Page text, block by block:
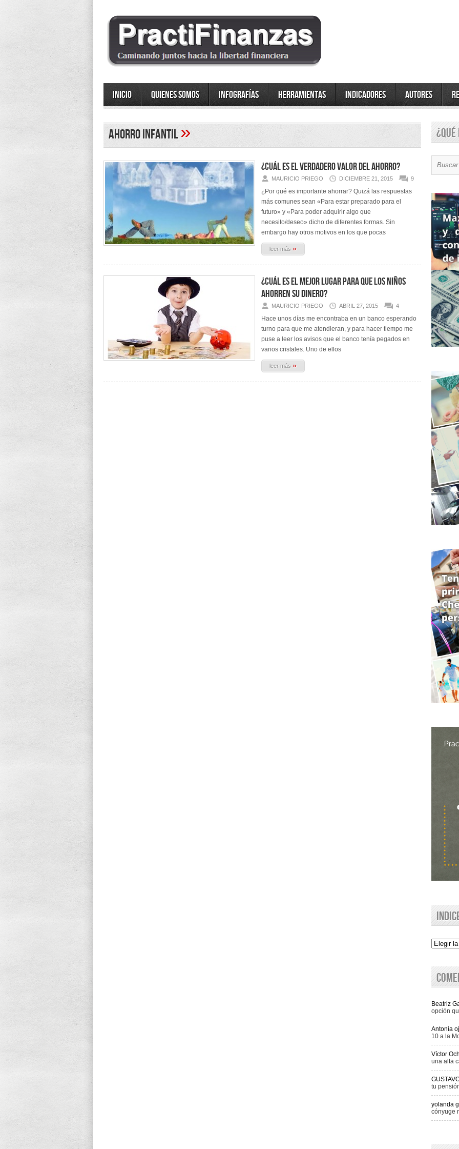
Inicio Quienes somos Infografías Herramientas Indicadores Autores
ahorro infantil»
¿Cuál es el verdadero valor del Ahorro?
MAURICIO PRIEGO DICIEMBRE 21, 2015 9
¿Por qué es importante ahorrar? Quizá las respuestas
más comunes sean «Para estar preparado para el
futuro» y «Para poder adquirir algo que
necesito/deseo» dicho de diferentes formas. Sin
embargo hay otros motivos en los que pocas
leer más »
¿Cuál es el mejor lugar para que los niños
ahorren su dinero?
MAURICIO PRIEGO ABRIL 27, 2015 4
Hace unos días me encontraba en un banco esperando
turno para que me atendieran, y para hacer tiempo me
puse a leer los avisos que el banco tenía pegados en
varios cristales. Uno de ellos
leer más »
Indice
Beatriz
opción
Antonia
10 a la
Víctor
una alta
tu
yolanda
cónyuge